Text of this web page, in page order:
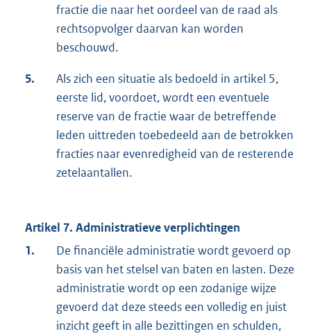
fractie die naar het oordeel van de raad als
rechtsopvolger daarvan kan worden
beschouwd.
5.
Als zich een situatie als bedoeld in artikel 5,
eerste lid, voordoet, wordt een eventuele
reserve van de fractie waar de betreffende
leden uittreden toebedeeld aan de betrokken
fracties naar evenredigheid van de resterende
zetelaantallen.
Artikel 7. Administratieve verplichtingen
1.
De financiële administratie wordt gevoerd op
basis van het stelsel van baten en lasten. Deze
administratie wordt op een zodanige wijze
gevoerd dat deze steeds een volledig en juist
inzicht geeft in alle bezittingen en schulden,